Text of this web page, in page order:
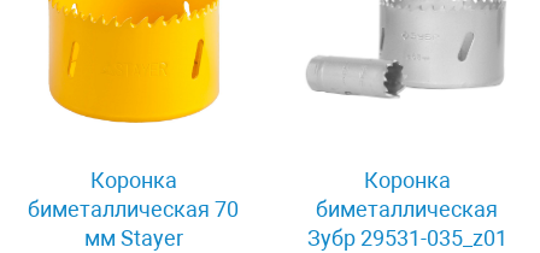
Коронка
биметаллическая 70
мм Stayer
Коронка
биметаллическая
Зубр 29531-035_z01